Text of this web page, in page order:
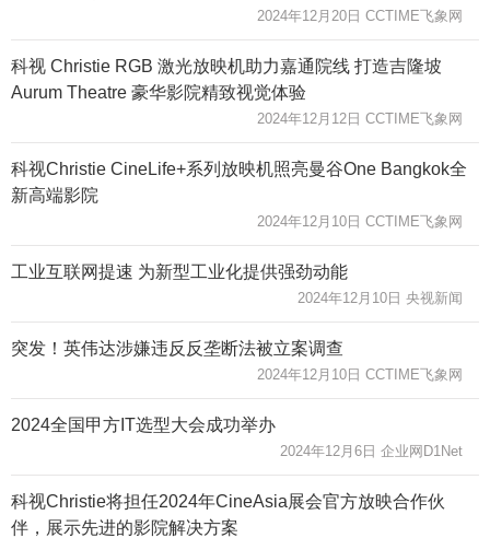
2024年12月20日 CCTIME飞象网
科视 Christie RGB 激光放映机助力嘉通院线 打造吉隆坡
Aurum Theatre 豪华影院精致视觉体验
2024年12月12日 CCTIME飞象网
科视Christie CineLife+系列放映机照亮曼谷One Bangkok全
新高端影院
2024年12月10日 CCTIME飞象网
工业互联网提速 为新型工业化提供强劲动能
2024年12月10日 央视新闻
突发！英伟达涉嫌违反反垄断法被立案调查
2024年12月10日 CCTIME飞象网
2024全国甲方IT选型大会成功举办
2024年12月6日 企业网D1Net
科视Christie将担任2024年CineAsia展会官方放映合作伙
伴，展示先进的影院解决方案